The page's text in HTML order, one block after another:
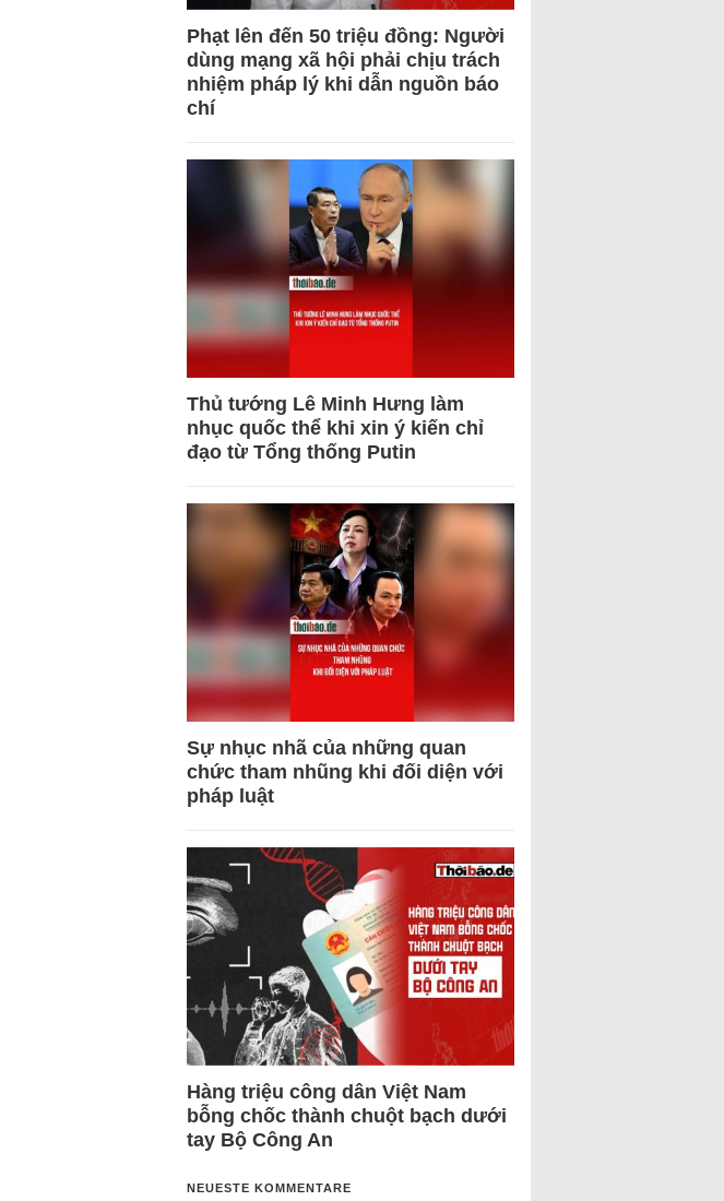
Phạt lên đến 50 triệu đồng: Người
dùng mạng xã hội phải chịu trách
nhiệm pháp lý khi dẫn nguồn báo
chí
Thủ tướng Lê Minh Hưng làm
nhục quốc thể khi xin ý kiến chỉ
đạo từ Tổng thống Putin
Sự nhục nhã của những quan
chức tham nhũng khi đối diện với
pháp luật
Hàng triệu công dân Việt Nam
bỗng chốc thành chuột bạch dưới
tay Bộ Công An
NEUESTE KOMMENTARE